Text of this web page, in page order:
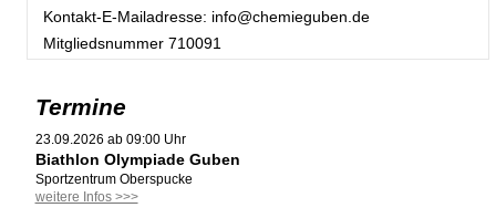
Kontakt-E-Mailadresse: info@chemieguben.de
Mitgliedsnummer710091
Termine
23.09.2026 ab 09:00 Uhr
Biathlon Olympiade Guben
Sportzentrum Oberspucke
weitere Infos >>>